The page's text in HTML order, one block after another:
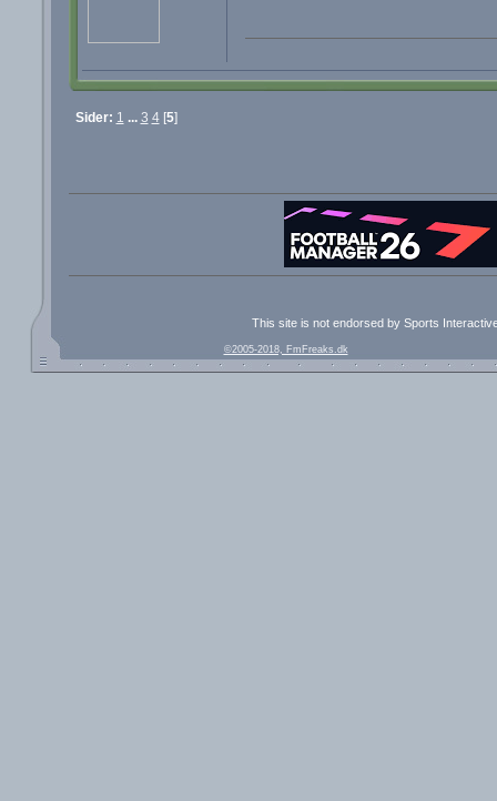
Sider: 1 ... 3 4[5]
This site is not endorsed by Sports
©2005-2018, FmFreaks.dk